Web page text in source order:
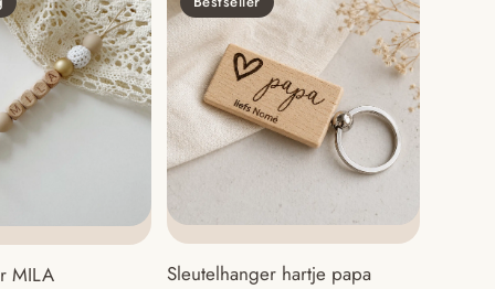
MILA
Sleutelhanger hartje papa